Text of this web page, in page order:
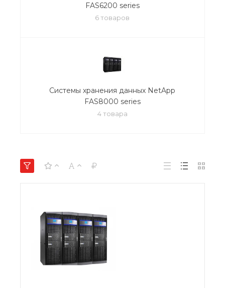
FAS6200 series
6 товаров
Системы хранения данных NetApp
FAS8000 series
4 товара